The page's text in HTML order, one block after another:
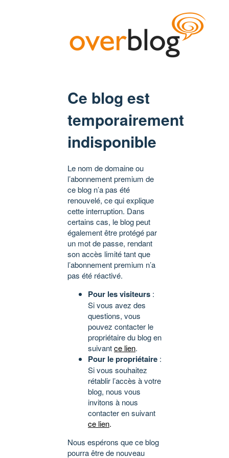
Ce blog est
temporairement
indisponible
Le nom de domaine ou
l’abonnement premium de
ce blog n’a pas été
renouvelé, ce qui explique
cette interruption. Dans
certains cas, le blog peut
également être protégé par
un mot de passe, rendant
son accès limité tant que
l’abonnement premium n’a
pas été réactivé.
Pour les visiteurs :
Si vous avez des
questions, vous
pouvez contacter le
propriétaire du blog en
suivantce lien.
Pour le propriétaire :
Si vous souhaitez
rétablir l’accès à votre
blog, nous vous
invitons à nous
contacter en suivant
ce lien.
Nous espérons que ce blog
pourra être de nouveau